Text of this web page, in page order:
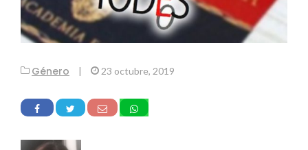
Género | 23 octubre, 2019